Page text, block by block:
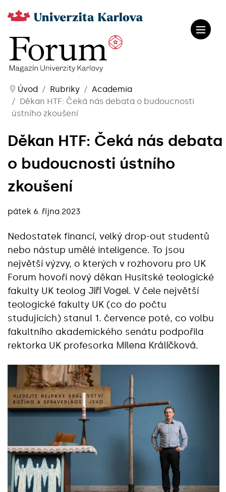
Úvod Rubriky
Academia
Děkan HTF: Čeká nás debata o budoucnosti
ústního zkoušení
Děkan HTF: Čeká nás debata
o budoucnosti ústního
zkoušení
pátek 6. října 2023
Nedostatek financí, velký drop-out studentů
nebo nástup umělé inteligence. To jsou
největší výzvy, o kterých v rozhovoru pro UK
Forum hovoří nový děkan Husitské teologické
fakulty UK teolog Jiří Vogel. V čele největší
teologické fakulty UK (co do počtu
studujících) stanul 1. července poté, co volbu
fakultního akademického senátu podpořila
rektorka UK profesorka Milena Králíčková.